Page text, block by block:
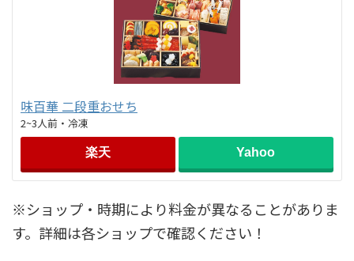
味百華 二段重おせち
2~3人前・冷凍
楽天 Yahoo
※ショップ・時期により料金が異なることがありま
す。詳細は各ショップで確認ください！